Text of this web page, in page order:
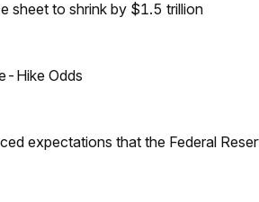
sheet to shrink by $1.5 trillion
Hike Odds
expectations that the Federal